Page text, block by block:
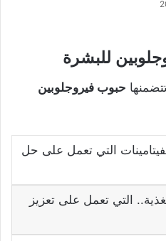
للبشرة
حبوب فيروجلوبين
التي تعمل على حل
التي تعمل على تعزيز